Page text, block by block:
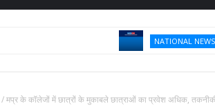
NATIONAL NEWS फ्रांस
/मप्र के कॉलेजों में छात्रों के मुकाबले छात्राओं का प्रवेश अधिक, तकनीकी